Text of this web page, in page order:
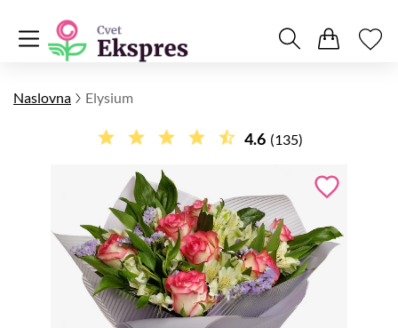
Naslovna Elysium
4.6 (135)